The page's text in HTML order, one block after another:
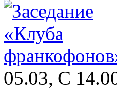
05.03, С